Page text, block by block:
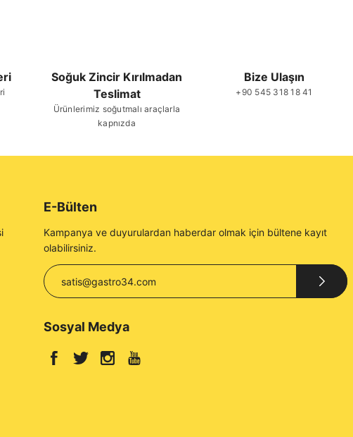
Gönder
Soğuk Zincir Kırılmadan
Teslimat
Ürünlerimiz soğutmalı araçlarla
kapnızda
Bize Ulaşın
+90 545 318 18 41
E-Bülten
Kampanya ve duyurulardan haberdar olmak için bültene kayıt
olabilirsiniz.
Sosyal Medya